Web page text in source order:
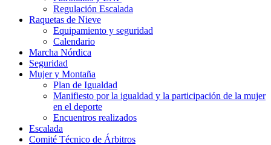
Regulación Escalada
Raquetas de Nieve
Equipamiento y seguridad
Calendario
Marcha Nórdica
Seguridad
Mujer y Montaña
Plan de Igualdad
Manifiesto por la igualdad y la participación de la mujer
en el deporte
Encuentros realizados
Escalada
Comité Técnico de Árbitros